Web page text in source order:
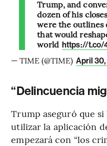
Trump, and
dozen of his
were the outlines
that would
world https://t.co/
— TIME (@TIME) April
“Delincuencia
Trump aseguró que
utilizar la aplicación
empezará con “los